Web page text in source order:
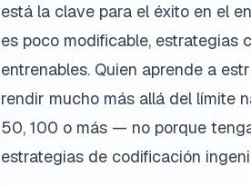
está la clave para el éxito en el
es poco modificable, estrategias
entrenables. Quien aprende a
rendir mucho más allá del límite
50, 100 o más — no porque
estrategias de codificación